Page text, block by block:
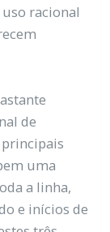
racional
de
uma
a linha,
e inícios de